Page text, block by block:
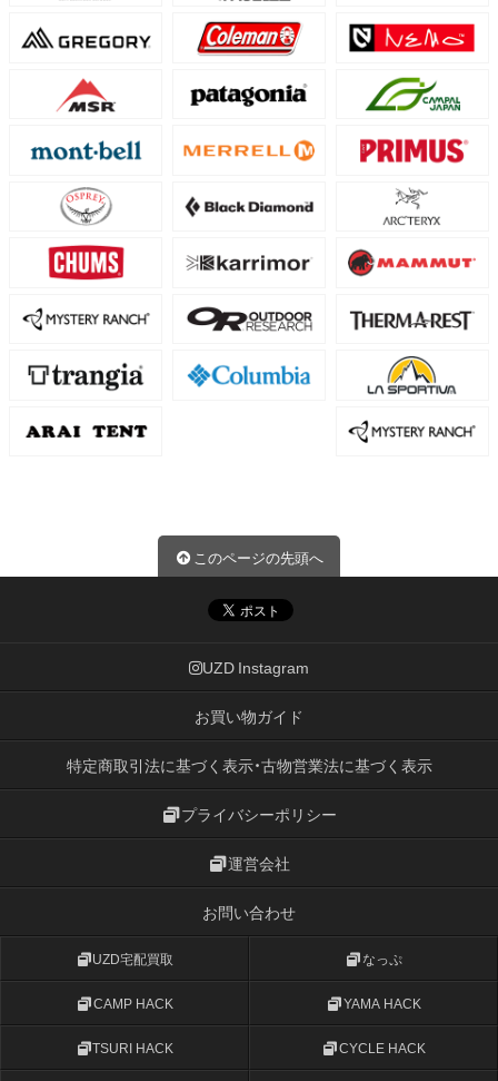
このページの先頭へ
UZD Instagram
お買い物ガイド
特定商取引法に基づく表示・古物営業法に基づく表示
プライバシーポリシー
運営会社
お問い合わせ
UZD宅配買取 なっぷ
CAMP HACK YAMA HACK
TSURI HACK CYCLE HACK